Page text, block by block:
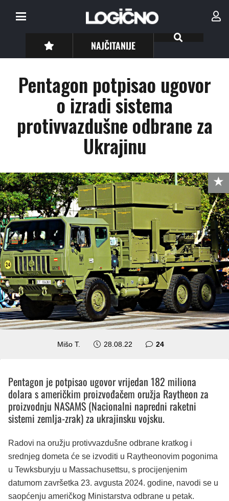
NAJČITANIJE
Pentagon potpisao ugovor
o izradi sistema
protivvazdušne odbrane za
Ukrajinu
Mišo T. 28.08.22 24komentara
Pentagon je potpisao ugovor vrijedan 182 miliona
dolara s američkim proizvođačem oružja Raytheon za
proizvodnju NASAMS (Nacionalni napredni raketni
sistemi zemlja-zrak) za ukrajinsku vojsku.
Radovi na oružju protivvazdušne odbrane kratkog i
srednjeg dometa će se izvoditi u Raytheonovim pogonima
u Tewksburyju u Massachusettsu, s procijenjenim
datumom završetka 23. avgusta 2024. godine, navodi se u
saopćenju američkog Ministarstva odbrane u petak.